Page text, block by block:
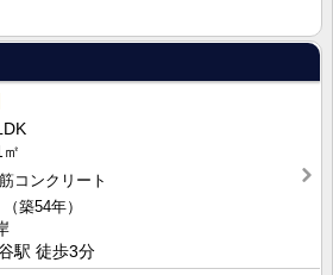
コンクリート
（築54年）
駅 徒歩3分